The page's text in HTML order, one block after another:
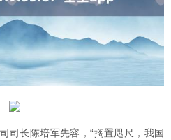
司长陈培军先容，“搁置咫尺，我国